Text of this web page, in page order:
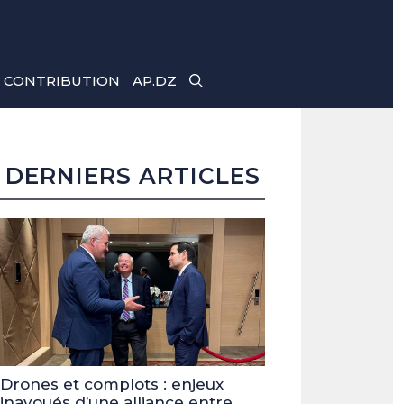
CONTRIBUTION AP.DZ
DERNIERS ARTICLES
Drones et complots : enjeux